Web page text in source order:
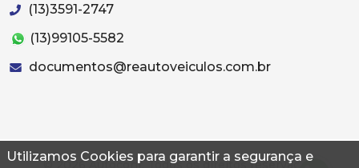
Utilizamos Cookies para garantir a segurança e
(13)3591-2747
(13)99105-5582
documentos@reautoveiculos.com.br
© 2026 Autoconf. Todos os direitos reservados.